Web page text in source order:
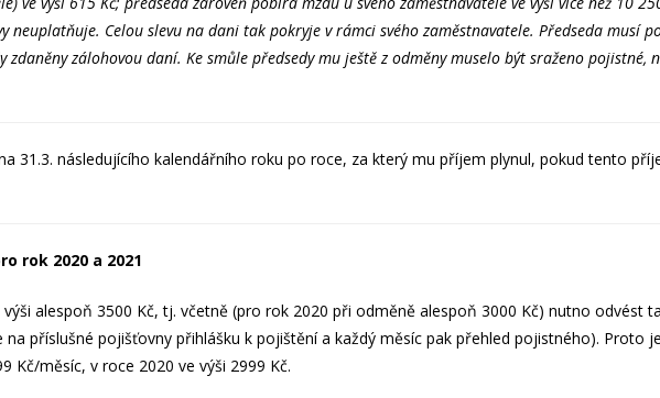
Celou slevu na dani tak pokryje v rámci svého zaměstnavatele. Předseda musí
zálohovou daní. Ke smůle předsedy mu ještě z odměny muselo být sraženo
31.3. následujícího kalendářního roku po roce, za který mu příjem plynul, pokud tento
rok 2020 a 2021
alespoň 3500 Kč, tj. včetně (pro rok 2020 při odměně alespoň 3000 Kč) nutno odvést
příslušné pojišťovny přihlášku k pojištění a každý měsíc pak přehled pojistného). Proto
Kč/měsíc, v roce 2020 ve výši 2999 Kč.
k odběru aktualit
nových Aktualit se můžete také přihlásit. Stačí zadat váš e-mail.
Připomenout později Odmítnout Potvrdit